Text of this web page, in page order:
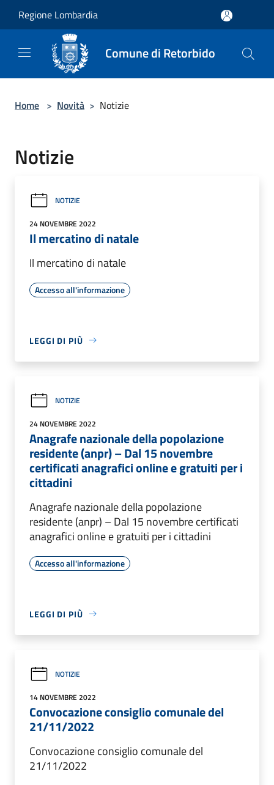
Regione Lombardia
Comune di Retorbido
Home > Novità > Notizie
Notizie
NOTIZIE
24 NOVEMBRE 2022
Il mercatino di natale
Il mercatino di natale
Accesso all'informazione
LEGGI DI PIÙ
NOTIZIE
24 NOVEMBRE 2022
Anagrafe nazionale della popolazione
residente (anpr) – Dal 15 novembre
certificati anagrafici online e gratuiti per i
cittadini
Anagrafe nazionale della popolazione
residente (anpr) – Dal 15 novembre certificati
anagrafici online e gratuiti per i cittadini
Accesso all'informazione
LEGGI DI PIÙ
NOTIZIE
14 NOVEMBRE 2022
Convocazione consiglio comunale del
21/11/2022
Convocazione consiglio comunale del
21/11/2022